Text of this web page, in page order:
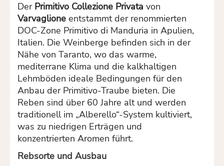
Der Primitivo Collezione Privata von
Varvaglione entstammt der renommierten
DOC-Zone Primitivo di Manduria in Apulien,
Italien. Die Weinberge befinden sich in der
Nähe von Taranto, wo das warme,
mediterrane Klima und die kalkhaltigen
Lehmböden ideale Bedingungen für den
Anbau der Primitivo-Traube bieten. Die
Reben sind über 60 Jahre alt und werden
traditionell im „Alberello“-System kultiviert,
was zu niedrigen Erträgen und
konzentrierten Aromen führt.
Rebsorte und Ausbau